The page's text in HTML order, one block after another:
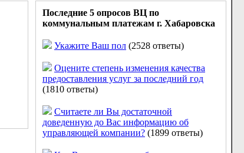
Последние 5 опросов ВЦ по
коммунальным платежам г. Хабаровска
Укажите Ваш пол (2528 ответы)
Оцените степень изменения качества
предоставления услуг за последний год
(1810 ответы)
Считаете ли Вы достаточной
доведенную до Вас информацию об
управляющей компании? (1899 ответы)